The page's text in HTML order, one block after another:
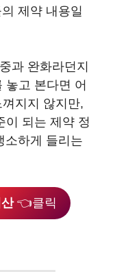
제약 내용일
과 완화라던지
놓고 본다면 어
지지 않지만,
이 되는 제약 정
소하게 들리는
👈클릭